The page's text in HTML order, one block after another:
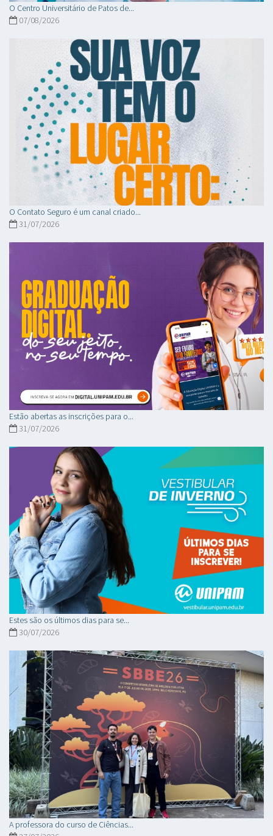
O Centro Universitário de Patos de...
07/08/2026
O Contato Seguro é um canal criado...
31/07/2026
Estão abertas as inscrições para o...
31/07/2026
Estes são os últimos dias para se...
30/07/2026
A professora do curso de Ciências...